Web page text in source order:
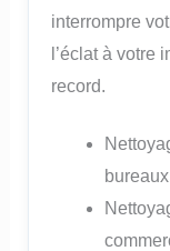
interrompre
l’éclat à votre
record.
bureaux